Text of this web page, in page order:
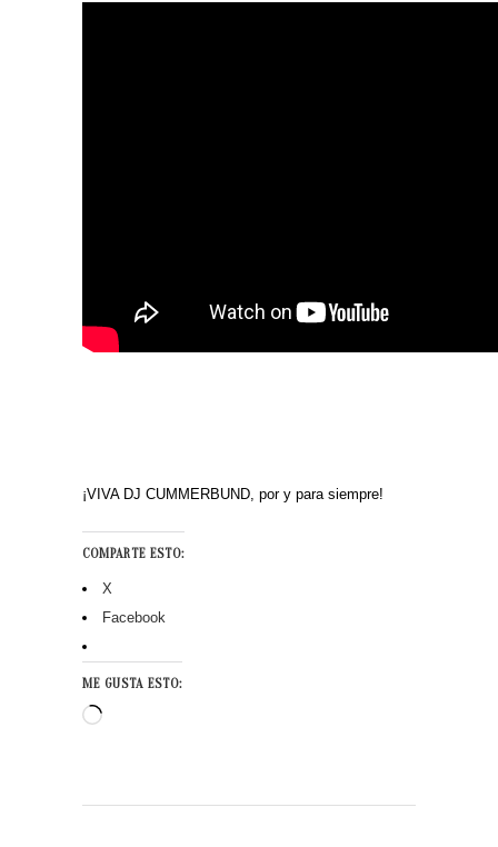
¡VIVA DJ CUMMERBUND, por y para siempre!
COMPARTE ESTO:
X
Facebook
ME GUSTA ESTO:
Cargando...